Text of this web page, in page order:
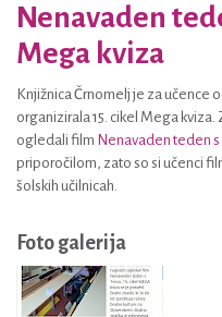
Nenavaden
Mega kviza
Knjižnica Črnomelj je za učence
organizirala 15. cikel Mega
ogledali film Nenavaden teden s
priporočilom, zato so si učenci
šolskih učilnicah.
Foto galerija